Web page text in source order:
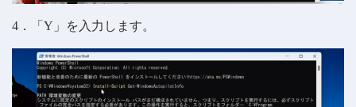
4．「Y」を入力します。